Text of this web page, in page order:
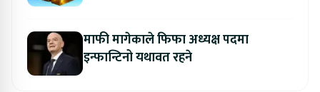
माफी मागेकाले फिफा अध्यक्ष पदमा
इन्फान्टिनो यथावत रहने